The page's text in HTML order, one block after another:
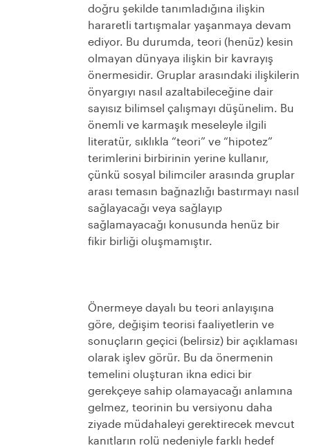
doğru şekilde tanımladığına ilişkin
hararetli tartışmalar yaşanmaya devam
ediyor. Bu durumda, teori (henüz) kesin
olmayan dünyaya ilişkin bir kavrayış
önermesidir. Gruplar arasındaki ilişkilerin
önyargıyı nasıl azaltabileceğine dair
sayısız bilimsel çalışmayı düşünelim. Bu
önemli ve karmaşık meseleyle ilgili
literatür, sıklıkla “teori” ve “hipotez”
terimlerini birbirinin yerine kullanır,
çünkü sosyal bilimciler arasında gruplar
arası temasın bağnazlığı bastırmayı nasıl
sağlayacağı veya sağlayıp
sağlamayacağı konusunda henüz bir
fikir birliği oluşmamıştır.
Önermeye dayalı bu teori anlayışına
göre, değişim teorisi faaliyetlerin ve
sonuçların geçici (belirsiz) bir açıklaması
olarak işlev görür. Bu da önermenin
temelini oluşturan ikna edici bir
gerekçeye sahip olamayacağı anlamına
gelmez, teorinin bu versiyonu daha
ziyade müdahaleyi gerektirecek mevcut
kanıtların rolü nedeniyle farklı hedef